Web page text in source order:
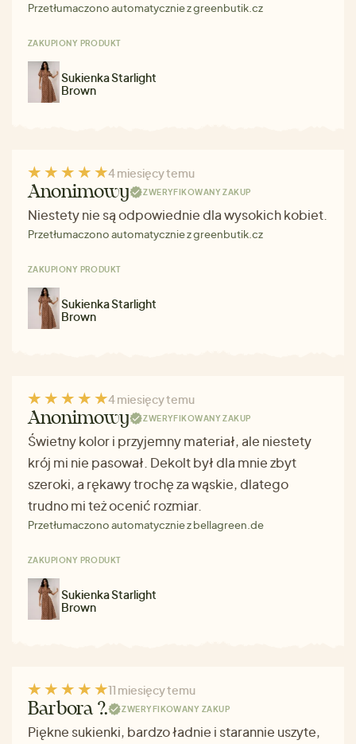
Przetłumaczono automatycznie z greenbutik.cz
ZAKUPIONY PRODUKT
Sukienka Starlight
Brown
4 miesięcy temu
Anonimowy ZWERYFIKOWANY ZAKUP
Niestety nie są odpowiednie dla wysokich kobiet.
Przetłumaczono automatycznie z greenbutik.cz
ZAKUPIONY PRODUKT
Sukienka Starlight
Brown
4 miesięcy temu
Anonimowy ZWERYFIKOWANY ZAKUP
Świetny kolor i przyjemny materiał, ale niestety
krój mi nie pasował. Dekolt był dla mnie zbyt
szeroki, a rękawy trochę za wąskie, dlatego
trudno mi też ocenić rozmiar.
Przetłumaczono automatycznie z bellagreen.de
ZAKUPIONY PRODUKT
Sukienka Starlight
Brown
11 miesięcy temu
Barbora ?. ZWERYFIKOWANY ZAKUP
Piękne sukienki, bardzo ładnie i starannie uszyte,